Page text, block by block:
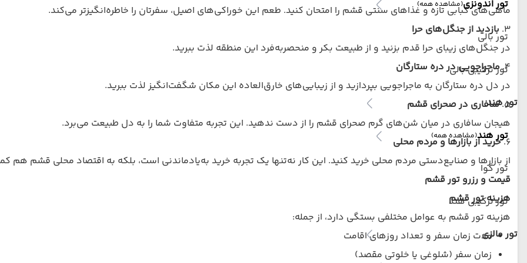
تور اندونزی(مشاهده همه)
تور بالی
تور ترکیبی بالی
تور هند
تور هند(مشاهده همه)
تور گوا
تور ترکیبی هند
تور مالزی
ماهی‌های کبابی تازه و غذاهای سنتی قشم را امتحان کنید. طعم این خوراکی‌های اصیل، سفرتان را خاطره‌انگیزتر می‌کند.
۳. بازدید از جنگل‌های حرا
در جنگل‌های زیبای حرا قدم بزنید و از طبیعت بکر و منحصربه‌فرد این منطقه لذت ببرید.
۴. ماجراجویی در دره ستارگان
در دل دره ستارگان به ماجراجویی بپردازید و از زیبایی‌های خارق‌العاده این مکان شگفت‌انگیز لذت ببرید.
۵. سافاری در صحرای قشم
هیجان سافاری در میان شن‌های گرم صحرای قشم را از دست ندهید. این تجربه متفاوت شما را به دل طبیعت می‌برد.
۶. خرید از بازارها و مردم محلی
از بازارها و صنایع‌دستی مردم محلی خرید کنید. این کار نه‌تنها یک تجربه خرید به‌یادماندنی است، بلکه به اقتصاد محلی قشم هم
قیمت و رزرو تور قشم
هزینه تور قشم
هزینه تور قشم به عوامل مختلفی بستگی دارد، از جمله:
مدت زمان سفر و تعداد روزهای اقامت
زمان سفر (شلوغی یا خلوتی مقصد)